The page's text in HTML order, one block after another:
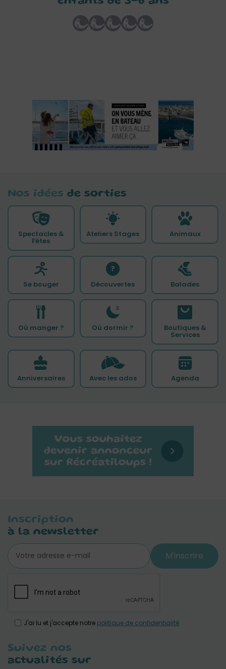
Nos idées de sorties
Spectacles &
Fêtes
Ateliers Stages Animaux
Se bouger Découvertes Balades
Où manger ? Où dormir ? Boutiques &
Services
Anniversaires Avec les ados Agenda
Inscription
à la newsletter
M'inscrire
J'ai lu et j'accepte notre politique de confidentialité
Suivez nos
actualités sur